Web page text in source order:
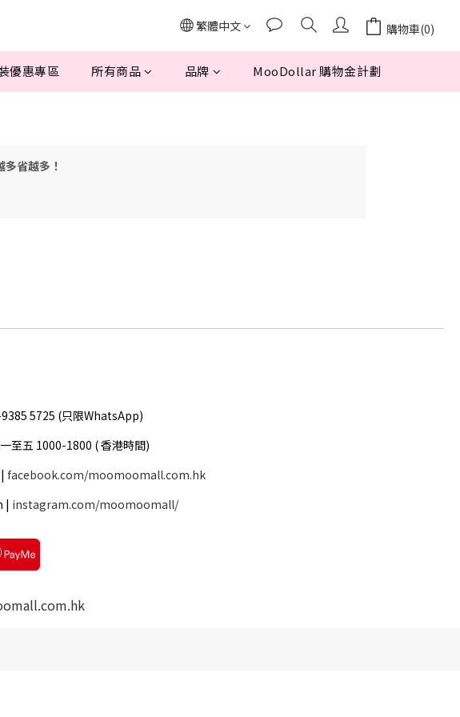
繁體中文 購物車(0)
優惠專區 所有商品 品牌 MooDollar 購物金計劃
省越多！
5725 (只限WhatsApp)
至五 1000-1800 ( 香港時間)
facebook.com/moomoomall.com.hk
| instagram.com/moomoomall/